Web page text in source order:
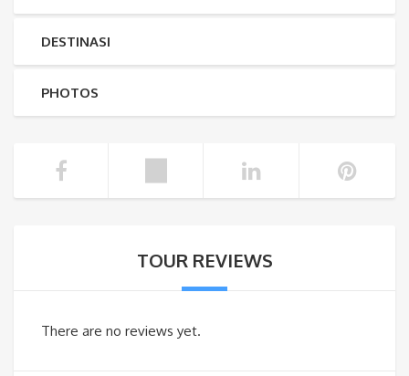
DESTINASI
PHOTOS
TOUR REVIEWS
There are no reviews yet.